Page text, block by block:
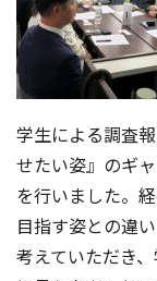
学生による調査
せたい姿』のギ
を行いました。
目指す姿との違
考えていただき